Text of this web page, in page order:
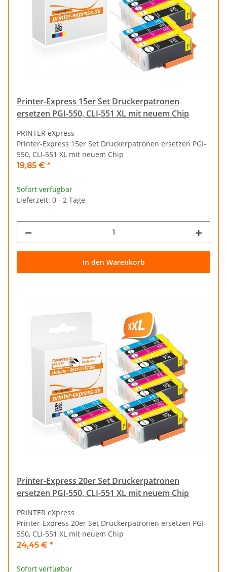
Printer-Express 15er Set Druckerpatronen
ersetzen PGI-550, CLI-551 XL mit neuem Chip
PRINTER eXpress
Printer-Express 15er Set Druckerpatronen ersetzen PGI-
550, CLI-551 XL mit neuem Chip
19,85 € *
Sofort verfügbar
Lieferzeit: 0 - 2 Tage
In den Warenkorb
Printer-Express 20er Set Druckerpatronen
ersetzen PGI-550, CLI-551 XL mit neuem Chip
PRINTER eXpress
Printer-Express 20er Set Druckerpatronen ersetzen PGI-
550, CLI-551 XL mit neuem Chip
24,45 € *
Sofort verfügbar